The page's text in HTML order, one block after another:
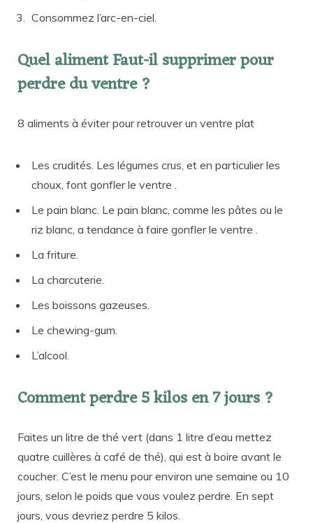
Consommez l’arc-en-ciel.
Quel aliment Faut-il supprimer pour
perdre du ventre ?
8 aliments à éviter pour retrouver un ventre plat
Les crudités. Les légumes crus, et en particulier les
choux, font gonfler le ventre .
Le pain blanc. Le pain blanc, comme les pâtes ou le
riz blanc, a tendance à faire gonfler le ventre .
La friture.
La charcuterie.
Les boissons gazeuses.
Le chewing-gum.
L’alcool.
Comment perdre 5 kilos en 7 jours ?
Faites un litre de thé vert (dans 1 litre d’eau mettez
quatre cuillères à café de thé), qui est à boire avant le
coucher. C’est le menu pour environ une semaine ou 10
jours, selon le poids que vous voulez perdre. En sept
jours, vous devriez perdre 5 kilos.